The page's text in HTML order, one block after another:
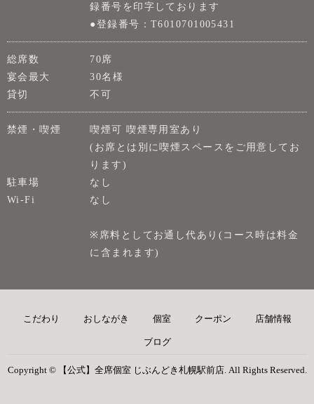
録番号を印字しております
●登録番号：T6010701005431
総席数
70席
宴会最大
30名様
貸切
不可
禁煙・喫煙
喫煙可 喫煙専用室あり
(お席とは別に喫煙スペースをご用意してお
ります)
駐車場
なし
Wi-Fi
なし
※席料としてお通し代あり(コース時は料金
に含まれます)
こだわり おしながき 個室 クーポン 店舗情報
ブログ
Copyright © 【公式】全席個室 じぶんどき札幌駅前店. All Rights Reserved.